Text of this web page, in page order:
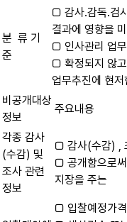
분 류 기
준
□ 감사․감독․검
결과에 영향을
□ 인사관리 업
□ 확정되지 않
업무추진에 현
비공개대상
정보
주요내용
각종 감사
(수감) 및
조사 관련
정보
□ 감사(수감) ,
□ 공개함으로
지장을 주는
□ 입찰예정가